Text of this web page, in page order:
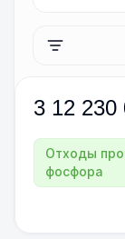
3 12 230
Отходы
фосфора